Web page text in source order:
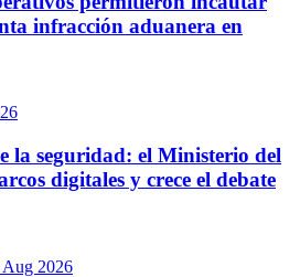
infracción aduanera en
la seguridad: el Ministerio del
digitales y crece el debate
Aug 2026